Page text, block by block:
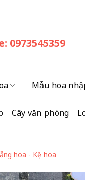
0973545359
Mẫu hoa
Cây văn phòng
hoa - Kệ hoa